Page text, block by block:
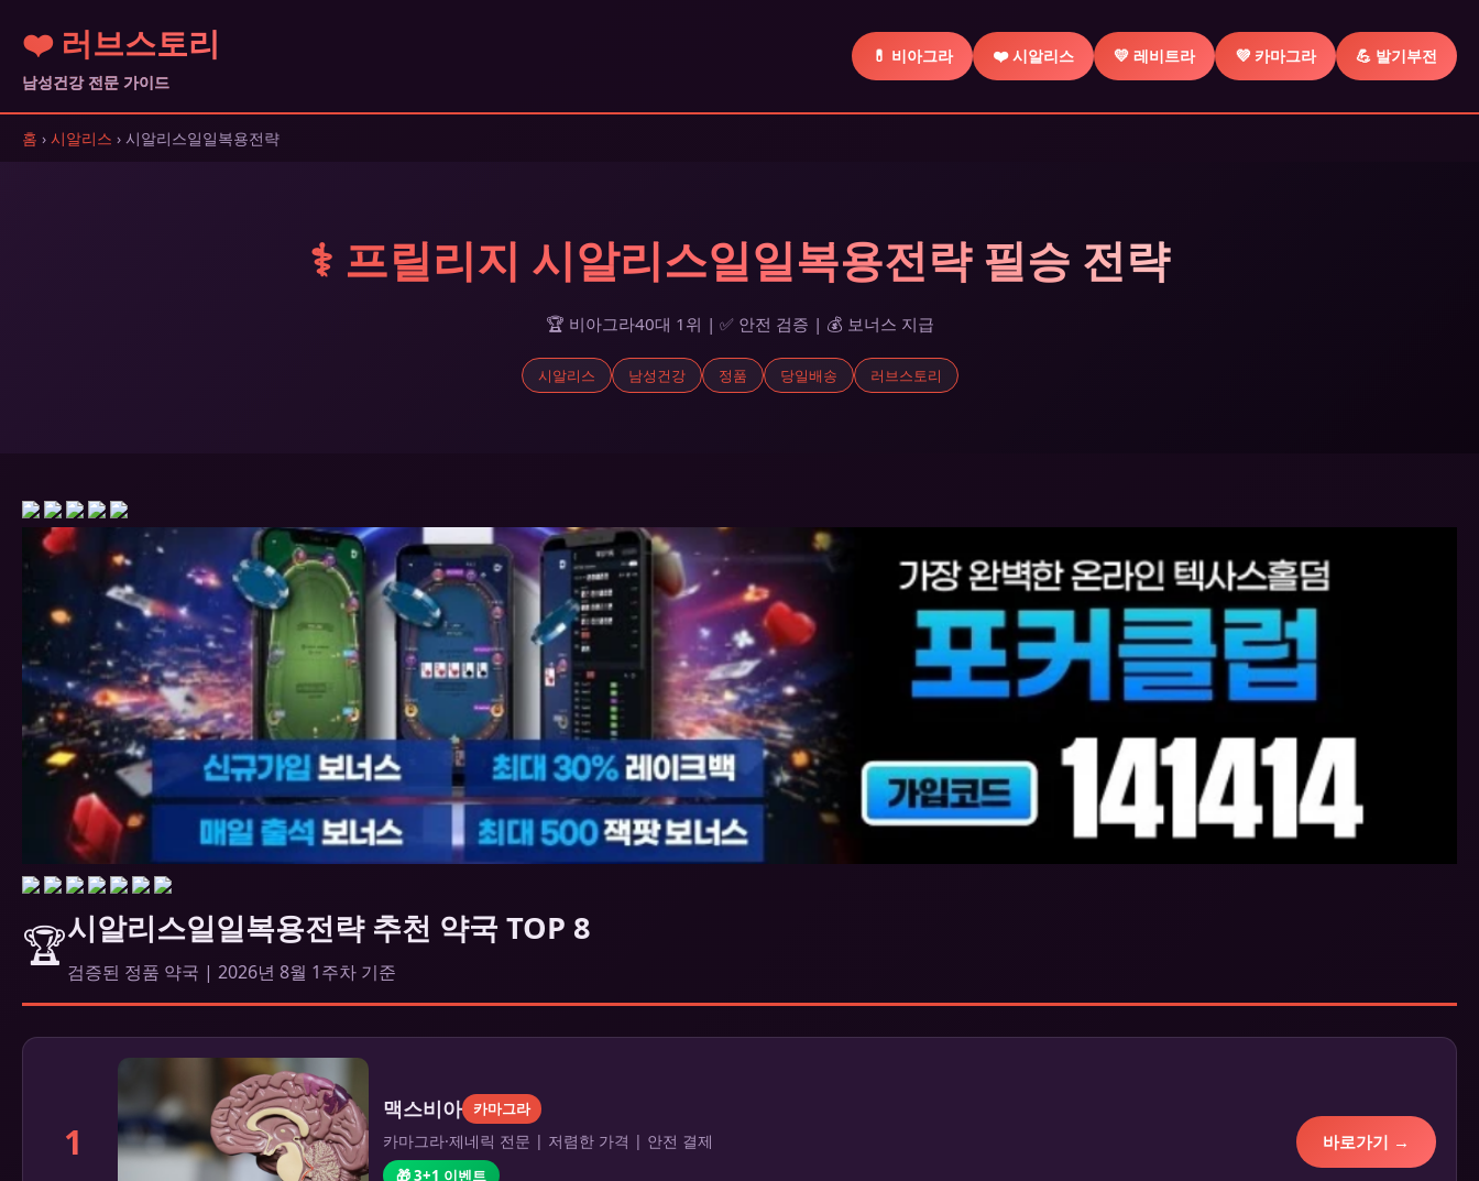
❤️ 러브스토리
남성건강 전문 가이드
💊 비아그라 ❤️ 시알리스 💛 레비트라 💜 카마그라 💪 발기부전
홈 › 시알리스 › 시알리스일일복용전략
⚕️ 프릴리지 시알리스일일복용전략 필승 전략
🏆 비아그라40대 1위 | ✅ 안전 검증 | 💰 보너스 지급
시알리스 남성건강 정품 당일배송 러브스토리
🏆시알리스일일복용전략 추천 약국 TOP 8
검증된 정품 약국 | 2026년 8월 1주차 기준
1
맥스비아 카마그라
카마그라·제네릭 전문 | 저렴한 가격 | 안전 결제
🎁 3+1 이벤트
바로가기 →